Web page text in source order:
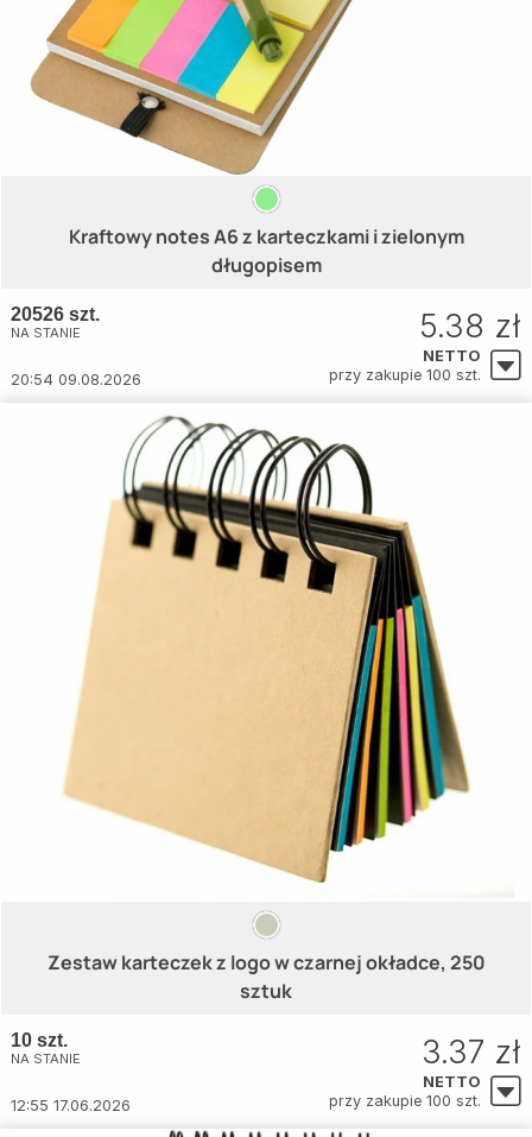
Kraftowy notes A6 z karteczkami i zielonym
długopisem
20526 szt.
NA STANIE
20:54 09.08.2026
5.38 zł
NETTO
przy zakupie 100 szt.
Zestaw karteczek z logo w czarnej okładce, 250
sztuk
10 szt.
NA STANIE
12:55 17.06.2026
3.37 zł
NETTO
przy zakupie 100 szt.